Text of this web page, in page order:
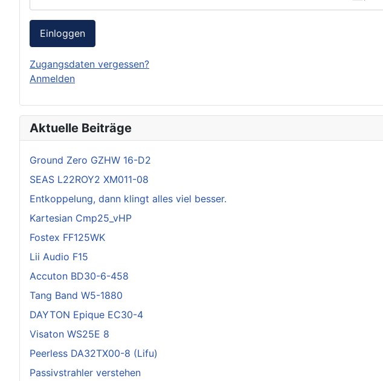
Einloggen
Zugangsdaten vergessen?
Anmelden
Aktuelle Beiträge
Ground Zero GZHW 16-D2
SEAS L22ROY2 XM011-08
Entkoppelung, dann klingt alles viel besser.
Kartesian Cmp25_vHP
Fostex FF125WK
Lii Audio F15
Accuton BD30-6-458
Tang Band W5-1880
DAYTON Epique EC30-4
Visaton WS25E 8
Peerless DA32TX00-8 (Lifu)
Passivstrahler verstehen